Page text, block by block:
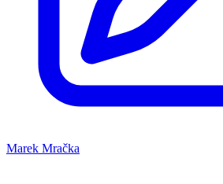
Marek Mračka